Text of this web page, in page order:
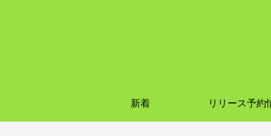
新着 リリース予約